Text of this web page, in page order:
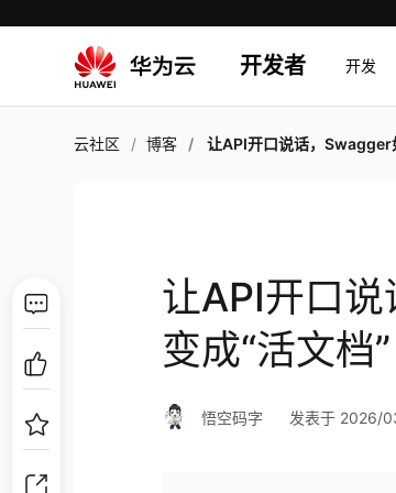
开发者 开发
云社区 博客 让API开口说话，Swagger如何把
让API开口
变成“活文档”
悟空码字 发表于 2026/